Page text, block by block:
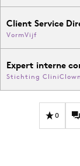
Client Service
VormVijf
Expert interne
Stichting
0